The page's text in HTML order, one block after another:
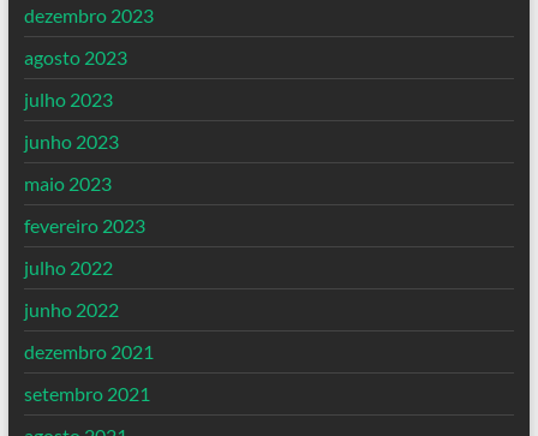
dezembro 2023
agosto 2023
julho 2023
junho 2023
maio 2023
fevereiro 2023
julho 2022
junho 2022
dezembro 2021
setembro 2021